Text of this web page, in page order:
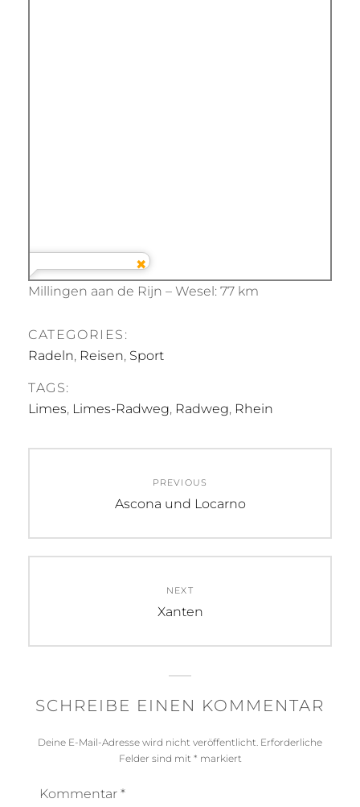
Millingen aan de Rijn – Wesel: 77 km
CATEGORIES:
Radeln, Reisen, Sport
TAGS:
Limes, Limes-Radweg, Radweg, Rhein
PREVIOUS
Previous
Ascona und Locarno
NEXT
Next
Xanten
SCHREIBE EINEN KOMMENTAR
Deine E-Mail-Adresse wird nicht veröffentlicht. Erforderliche
Felder sind mit * markiert
Kommentar *